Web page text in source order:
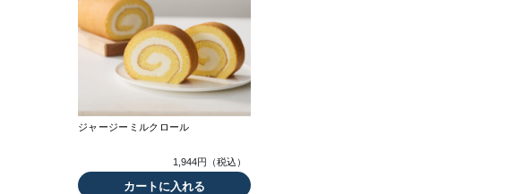
ジャージーミルクロール
1,944円（税込）
カートに入れる